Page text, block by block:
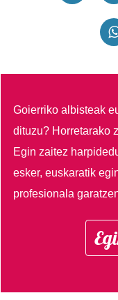
Goierriko albisteak
dituzu? Horretarako
Egin zaitez
esker, euskaratik
profesionala